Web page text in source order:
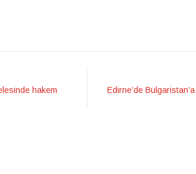
hakem
Edirne’de